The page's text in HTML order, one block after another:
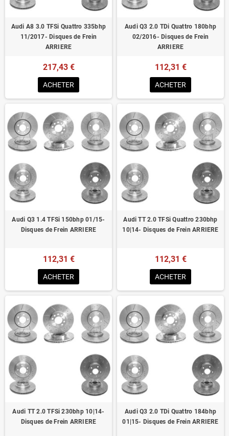
Audi A8 3.0 TFSi Quattro 335bhp
11/2017- Disques de Frein
ARRIERE
217,43 €
ACHETER
Audi Q3 2.0 TDi Quattro 180bhp
02/2016- Disques de Frein
ARRIERE
112,31 €
ACHETER
Audi Q3 1.4 TFSi 150bhp 01/15-
Disques de Frein ARRIERE
112,31 €
ACHETER
Audi TT 2.0 TFSi Quattro 230bhp
10|14- Disques de Frein ARRIERE
112,31 €
ACHETER
Audi TT 2.0 TFSi 230bhp 10|14-
Disques de Frein ARRIERE
Audi Q3 2.0 TDi Quattro 184bhp
01|15- Disques de Frein ARRIERE